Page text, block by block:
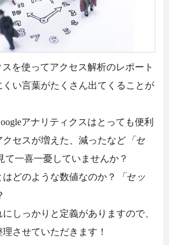
を使ってアクセス解析のレポート
くい言葉がたくさん出てくることが
アナリティクスはとっても便利
セスが増えた、減ったなど 「セ
て一喜一憂していませんか？
どのような数値なのか？
「セッ
しっかりと定義がありますので、
させていただきます！